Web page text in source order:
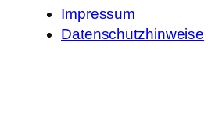
Impressum
Datenschutzhinweise